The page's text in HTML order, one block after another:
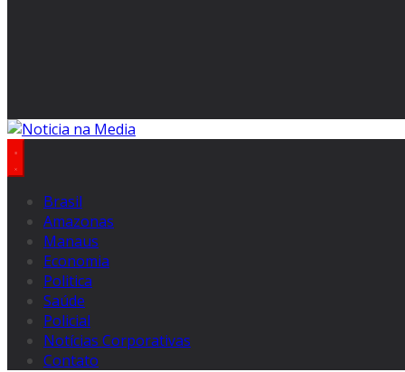
Brasil
Amazonas
Manaus
Economia
Politica
Saúde
Policial
Notícias Corporativas
Contato